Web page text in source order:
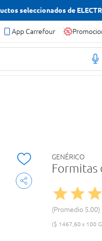
seleccionados de
App Carrefour
GENÉRICO
Formitas
Promedio 5.00
$ 1467,60 100